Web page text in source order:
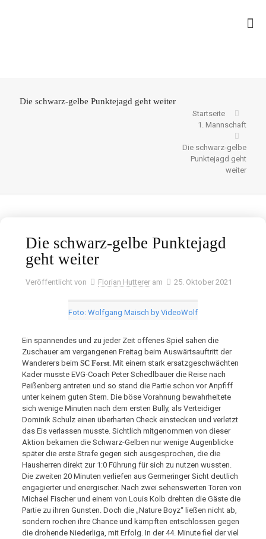
Die schwarz-gelbe Punktejagd geht weiter
Startseite
1. Mannschaft
Die schwarz-gelbe
Punktejagd geht
weiter
Die schwarz-gelbe Punktejagd
geht weiter
Veröffentlicht von Florian Hutterer am 25. Oktober 2021
Foto: Wolfgang Maisch by VideoWolf
Ein spannendes und zu jeder Zeit offenes Spiel sahen die
Zuschauer am vergangenen Freitag beim Auswärtsauftritt der
Wanderers beim SC Forst. Mit einem stark ersatzgeschwächten
Kader musste EVG-Coach Peter Schedlbauer die Reise nach
Peißenberg antreten und so stand die Partie schon vor Anpfiff
unter keinem guten Stern. Die böse Vorahnung bewahrheitete
sich wenige Minuten nach dem ersten Bully, als Verteidiger
Dominik Schulz einen überharten Check einstecken und verletzt
das Eis verlassen musste. Sichtlich mitgenommen von dieser
Aktion bekamen die Schwarz-Gelben nur wenige Augenblicke
später die erste Strafe gegen sich ausgesprochen, die die
Hausherren direkt zur 1:0 Führung für sich zu nutzen wussten.
Die zweiten 20 Minuten verliefen aus Germeringer Sicht deutlich
engagierter und energischer. Nach zwei sehenswerten Toren von
Michael Fischer und einem von Louis Kolb drehten die Gäste die
Partie zu ihren Gunsten. Doch die „Nature Boyz“ ließen nicht ab,
sondern rochen ihre Chance und kämpften entschlossen gegen
die drohende Niederliga, mit Erfolg. In der 44. Minute fiel der viel